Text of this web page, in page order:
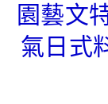
園藝文
氣日式